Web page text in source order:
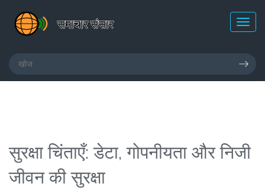
सुरक्षा चिंताएँ: डेटा, गोपनीयता और निजी
जीवन की सुरक्षा